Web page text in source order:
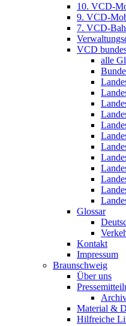
10. VCD-
9. VCD-
7. VCD-
VCD
alle
Glossar
Kontakt
Impressum
Braunschweig
Über uns
Material &
Hilfreiche